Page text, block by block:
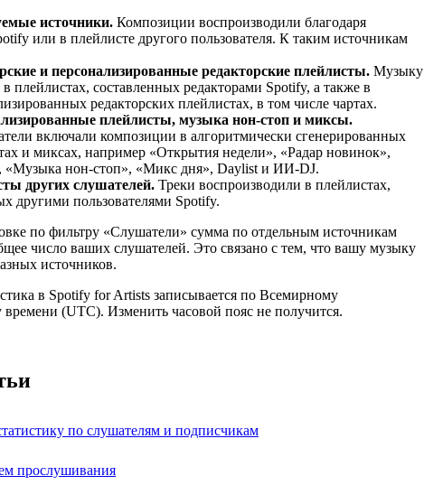
источники. Композиции воспроизводили благодаря
или в плейлисте другого пользователя. К таким источникам
и персонализированные редакторские плейлисты. Музыку
плейлистах, составленных редакторами Spotify, а также в
редакторских плейлистах, в том числе чартах.
плейлисты, музыка нон-стоп и миксы.
включали композиции в алгоритмически сгенерированных
и миксах, например «Открытия недели», «Радар новинок»,
«Музыка нон-стоп», «Микс дня», Daylist и ИИ-DJ.
других слушателей. Треки воспроизводили в плейлистах,
другими пользователями Spotify.
по фильтру «Слушатели» сумма по отдельным источникам
число ваших слушателей. Это связано с тем, что вашу музыку
источников.
в Spotify for Artists записывается по Всемирному
(UTC). Изменить часовой пояс не получится.
по слушателям и подписчикам
прослушивания